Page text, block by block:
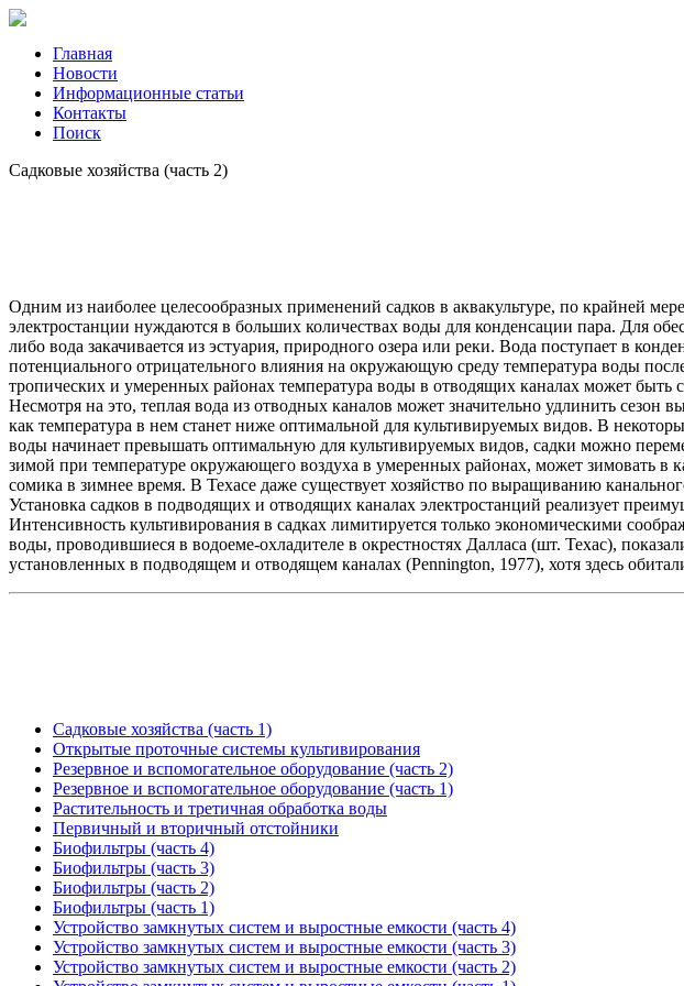
Главная
Новости
Информационные статьи
Контакты
Поиск
Садковые хозяйства (часть 2)
Одним из наиболее целесообразных применений садков в аквакультуре, по крайней
электростанции нуждаются в больших количествах воды для конденсации пара. Для
либо вода закачивается из эстуария, природного озера или реки. Вода поступает в
потенциального отрицательного влияния на окружающую среду температура воды
тропических и умеренных районах температура воды в отводящих каналах может
Несмотря на это, теплая вода из отводных каналов может значительно удлинить сезон
как температура в нем станет ниже оптимальной для культивируемых видов. В
воды начинает превышать оптимальную для культивируемых видов, садки можно
зимой при температуре окружающего воздуха в умеренных районах, может зимовать в
сомика в зимнее время. В Техасе даже существует хозяйство по выращиванию
Установка садков в подводящих и отводящих каналах электростанций реализует
Интенсивность культивирования в садках лимитируется только экономическими
воды, проводившиеся в водоеме-охладителе в окрестностях Далласа (шт. Техас),
установленных в подводящем и отводящем каналах (Pennington, 1977), хотя здесь
Садковые хозяйства (часть 1)
Открытые проточные системы культивирования
Резервное и вспомогательное оборудование (часть 2)
Резервное и вспомогательное оборудование (часть 1)
Растительность и третичная обработка воды
Первичный и вторичный отстойники
Биофильтры (часть 4)
Биофильтры (часть 3)
Биофильтры (часть 2)
Биофильтры (часть 1)
Устройство замкнутых систем и выростные емкости (часть 4)
Устройство замкнутых систем и выростные емкости (часть 3)
Устройство замкнутых систем и выростные емкости (часть 2)